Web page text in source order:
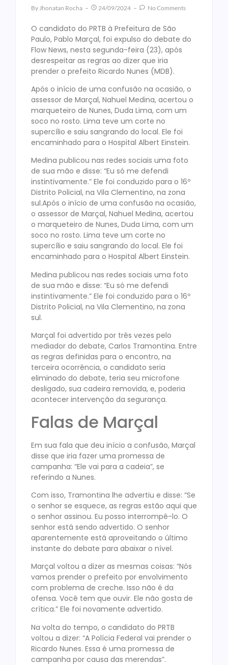
By Jhonatan Rocha 24/09/2024 No Comments
O candidato do PRTB à Prefeitura de São
Paulo, Pablo Marçal, foi expulso do debate do
Flow News, nesta segunda-feira (23), após
desrespeitar as regras ao dizer que iria
prender o prefeito Ricardo Nunes (MDB).
Após o início de uma confusão na ocasião, o
assessor de Marçal, Nahuel Medina, acertou o
marqueteiro de Nunes, Duda Lima, com um
soco no rosto. Lima teve um corte no
supercílio e saiu sangrando do local. Ele foi
encaminhado para o Hospital Albert Einstein.
Medina publicou nas redes sociais uma foto
de sua mão e disse: “Eu só me defendi
instintivamente.” Ele foi conduzido para o 16º
Distrito Policial, na Vila Clementino, na zona
sul.Após o início de uma confusão na ocasião,
o assessor de Marçal, Nahuel Medina, acertou
o marqueteiro de Nunes, Duda Lima, com um
soco no rosto. Lima teve um corte no
supercílio e saiu sangrando do local. Ele foi
encaminhado para o Hospital Albert Einstein.
Medina publicou nas redes sociais uma foto
de sua mão e disse: “Eu só me defendi
instintivamente.” Ele foi conduzido para o 16º
Distrito Policial, na Vila Clementino, na zona
sul.
Marçal foi advertido por três vezes pelo
mediador do debate, Carlos Tramontina. Entre
as regras definidas para o encontro, na
terceira ocorrência, o candidato seria
eliminado do debate, teria seu microfone
desligado, sua cadeira removida, e, poderia
acontecer intervenção da segurança.
Falas de Marçal
Em sua fala que deu início a confusão, Marçal
disse que iria fazer uma promessa de
campanha: “Ele vai para a cadeia”, se
referindo a Nunes.
Com isso, Tramontina lhe advertiu e disse: “Se
o senhor se esquece, as regras estão aqui que
o senhor assinou. Eu posso interrompê-lo. O
senhor está sendo advertido. O senhor
aparentemente está aproveitando o último
instante do debate para abaixar o nível.
Marçal voltou a dizer as mesmas coisas: “Nós
vamos prender o prefeito por envolvimento
com problema de creche. Isso não é da
ofensa. Você tem que ouvir. Ele não gosta de
crítica.” Ele foi novamente advertido.
Na volta do tempo, o candidato do PRTB
voltou a dizer: “A Polícia Federal vai prender o
Ricardo Nunes. Essa é uma promessa de
campanha por causa das merendas”.